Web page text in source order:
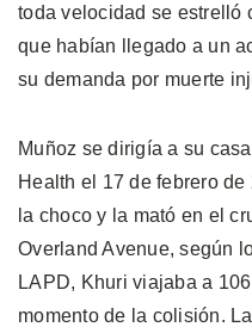
toda velocidad se estrelló
que habían llegado a un
su demanda por muerte
Muñoz se dirigía a su
Health el 17 de febrero
la choco y la mató en el
Overland Avenue, según
LAPD, Khuri viajaba a
momento de la colisión.